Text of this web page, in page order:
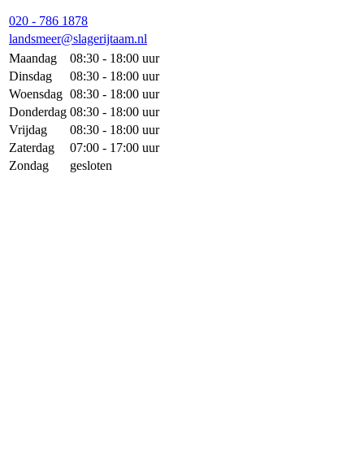
020 - 786 1878
landsmeer@slagerijtaam.nl
Maandag
08:30 - 18:00 uur
Dinsdag
08:30 - 18:00 uur
Woensdag 08:30 - 18:00 uur
Donderdag 08:30 - 18:00 uur
Vrijdag
08:30 - 18:00 uur
Zaterdag
07:00 - 17:00 uur
Zondag
gesloten